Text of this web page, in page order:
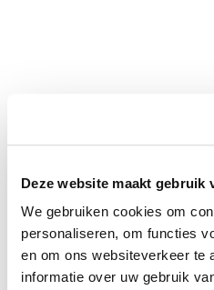
Deze website maakt gebruik
We gebruiken cookies om
personaliseren, om functies
en om ons websiteverkeer te
informatie over uw gebruik
Spontaan solliciteren